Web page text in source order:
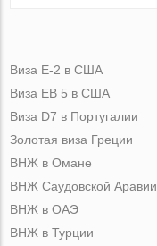
Виза Е-2 в США
Виза ЕВ 5 в США
Виза D7 в Португалии
Золотая виза Греции
ВНЖ в Омане
ВНЖ Саудовской Аравии
ВНЖ в ОАЭ
ВНЖ в Турции